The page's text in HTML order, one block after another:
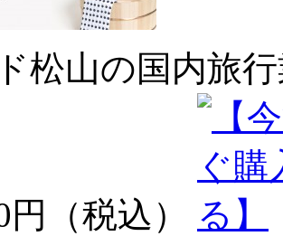
松山の国内旅
円（税込）